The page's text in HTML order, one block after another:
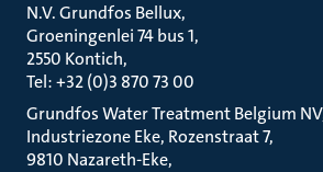
N.V. Grundfos Bellux
Groeningenlei 74 bus 1
2550 Kontich
Tel: +32 (0)3 870 73 00
Grundfos Water Treatment Belgium NV
Industriezone Eke, Rozenstraat 7
9810 Nazareth-Eke